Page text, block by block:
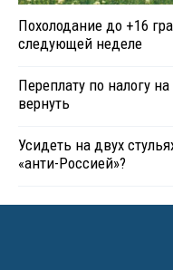
Похолодание до +16
следующей неделе
Переплату по налогу
вернуть
Усидеть на двух
«анти-Россией»?